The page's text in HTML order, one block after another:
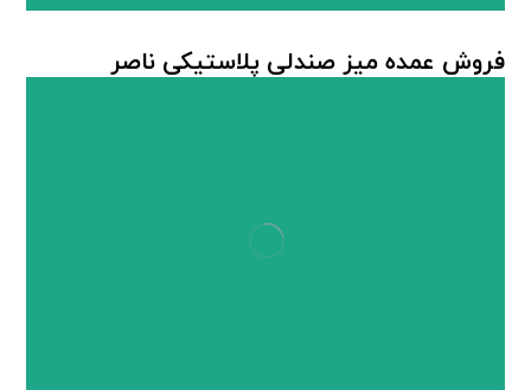
فروش عمده میز صندلی پلاستیکی ناصر